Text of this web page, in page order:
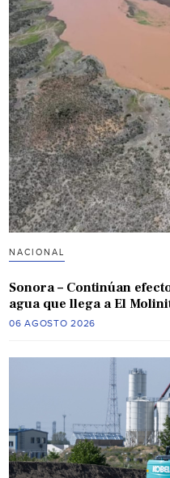
NACIONAL
Sonora – Continúan
agua que llega a El
06 AGOSTO 2026